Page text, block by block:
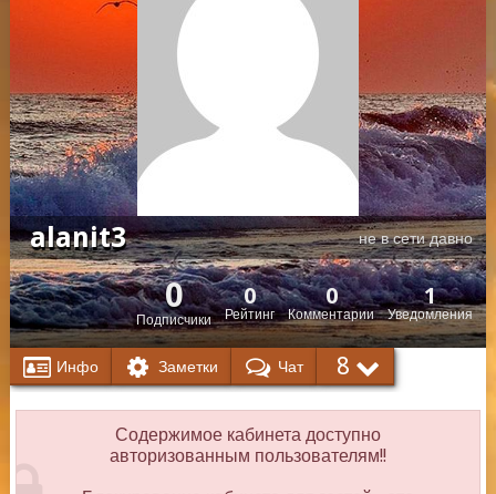
alanit3 не в сети давно
Подписчики
0 Рейтинг
0
Комментарии
0
Уведомления
1
Инфо Заметки Чат 8
Содержимое кабинета доступно
авторизованным пользователям!!